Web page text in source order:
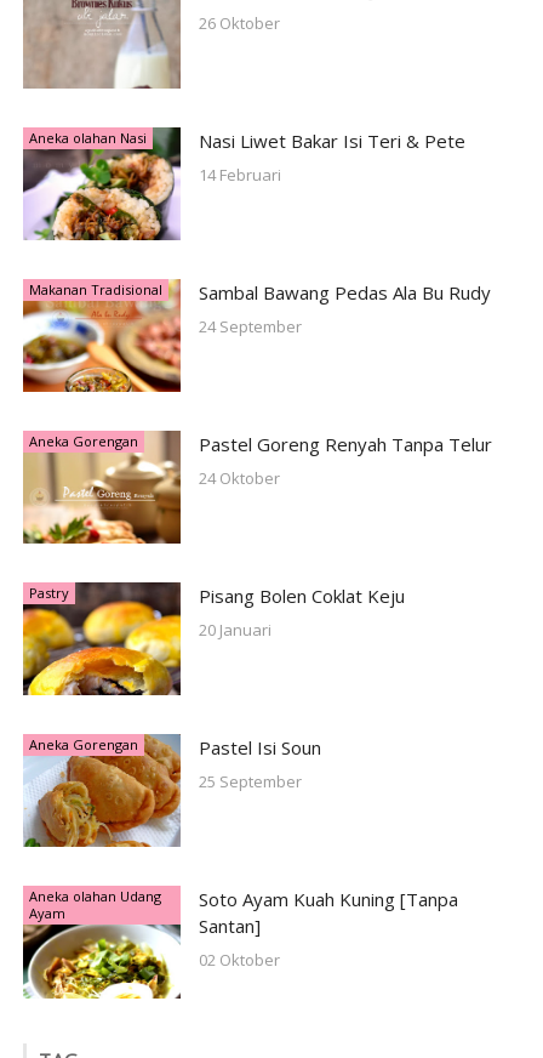
26 Oktober
Aneka olahan Nasi Nasi Liwet Bakar Isi Teri & Pete
14 Februari
Makanan Tradisional Sambal Bawang Pedas Ala Bu Rudy
24 September
Aneka Gorengan Pastel Goreng Renyah Tanpa Telur
24 Oktober
Pastry Pisang Bolen Coklat Keju
20 Januari
Aneka Gorengan Pastel Isi Soun
25 September
Aneka olahan Udang
Ayam
Soto Ayam Kuah Kuning [Tanpa
Santan]
02 Oktober